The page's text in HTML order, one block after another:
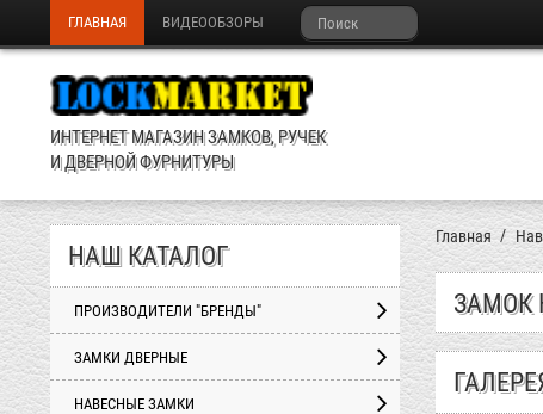
ИНТЕРНЕТ МАГАЗИН ЗАМКОВ, РУЧЕК
И ДВЕРНОЙ ФУРНИТУРЫ
НАШ КАТАЛОГ
ПРОИЗВОДИТЕЛИ "БРЕНДЫ"
ЗАМКИ ДВЕРНЫЕ
НАВЕСНЫЕ ЗАМКИ
Главная
ЗАМОК
ГЛАВНАЯ ВИДЕООБЗОРЫ